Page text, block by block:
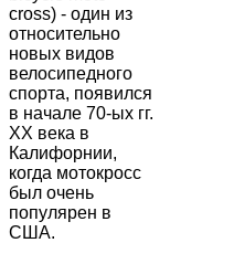
cross) - один из
относительно
новых видов
велосипедного
спорта, появился
в начале 70-ых гг.
ХХ века в
Калифорнии,
когда мотокросс
был очень
популярен в
США.